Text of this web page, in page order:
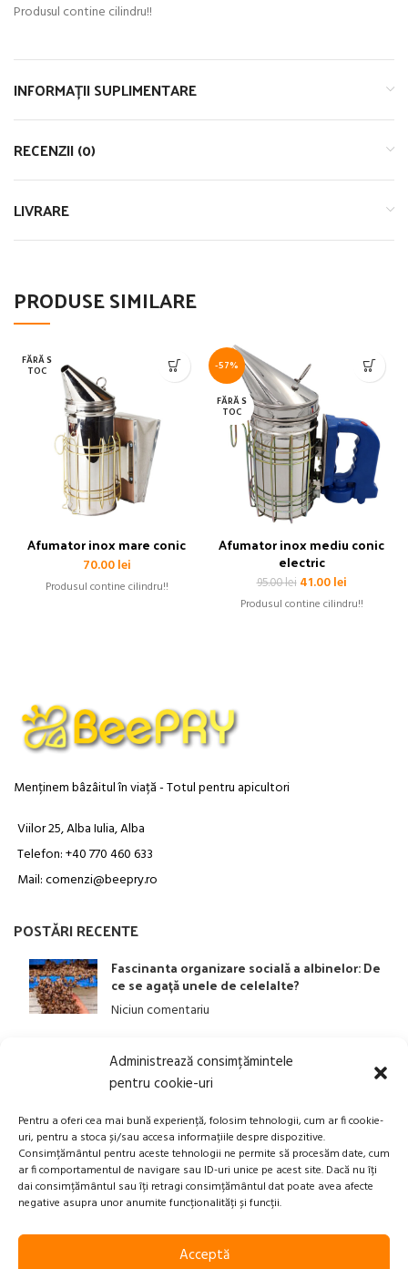
Administrează consimțămintele
pentru cookie-uri
Pentru a oferi cea mai bună experiență, folosim tehnologii, cum ar fi cookie-
uri, pentru a stoca și/sau accesa informațiile despre dispozitive.
Consimțământul pentru aceste tehnologii ne permite să procesăm date, cum
ar fi comportamentul de navigare sau ID-uri unice pe acest site. Dacă nu îți
dai consimțământul sau îți retragi consimțământul dat poate avea afecte
negative asupra unor anumite funcționalități și funcții.
Acceptă
Produsul contine cilindru!!
INFORMAȚII SUPLIMENTARE
RECENZII (0)
LIVRARE
PRODUSE SIMILARE
FĂRĂ S
TOC
Afumator inox mare conic
70.00lei
Produsul contine cilindru!!
-57%
FĂRĂ S
TOC
Afumator inox mediu conic
electric
95.00lei Prețul
inițial
41.00leiPrețul
curent
Produsul contine cilindru!!
Menținem bâzâitul în viață - Totul pentru apicultori
Viilor 25, Alba Iulia, Alba
Telefon: +40 770 460 633
Mail: comenzi@beepry.ro
POSTĂRI RECENTE
Fascinanta organizare socială a albinelor: De
ce se agață unele de celelalte?
Niciun comentariu
LINK-URI UTILE
ANPC
Politica privind Prelucrarea Datelor Personale​
Termeni și Condiții
Transport, Rambursari si Retururi